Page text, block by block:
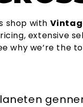
shop with
extensive
why we’re the